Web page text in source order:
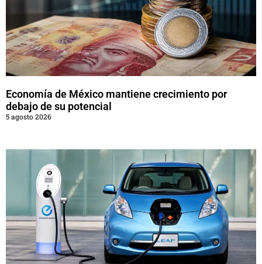
Economía de México mantiene crecimiento por
debajo de su potencial
5 agosto 2026